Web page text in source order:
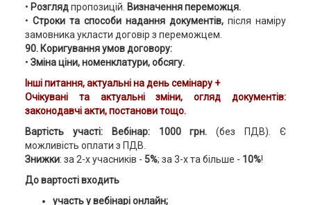
• Розглядпропозицій. Визначення переможця.
• Строки та способи надання документів, після наміру
замовника укласти договір з переможцем.
90. Коригування умов договору:
• Зміна ціни, номенклатури, обсягу.
Інші питання, актуальні на день семінару +
Очікувані та актуальні зміни,огляд документів:
законодавчі акти, постанови тощо.
Вартість участі: Вебінар: 1000 грн. (без ПДВ). Є
можливість оплати з ПДВ.
Знижки: за 2-х учасників - 5%; за 3-х та більше - 10%!
До вартості входить
участь у вебінарі онлайн;